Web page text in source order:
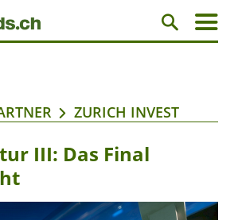
ZURICH INVEST
III: Das Final